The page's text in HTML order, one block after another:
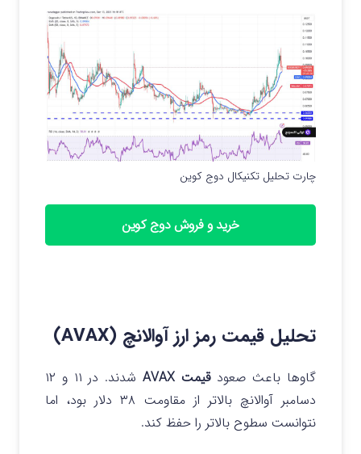
چارت تحلیل تکنیکال دوج کوین
خرید و فروش دوج کوین
تحلیل قیمت رمز ارز آوالانچ (AVAX)
گاوها باعث صعودقیمت AVAX
شدند. در ۱۱ و ۱۲
دسامبر آوالانچ بالاتر از مقاومت ۳۸ دلار بود، اما
نتوانست سطوح بالاتر را حفظ کند.